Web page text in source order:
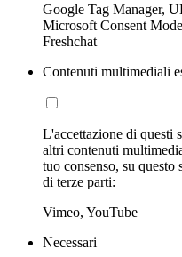
Google Tag Manager,
Microsoft Consent
Freshchat
Contenuti multimediali
L'accettazione di questi
altri contenuti
tuo consenso, su
di terze parti:
Vimeo, YouTube
Necessari